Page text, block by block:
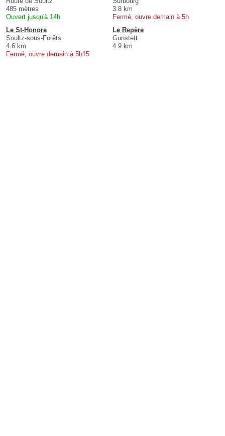
485 mètres
Ouvert jusqu'à 14h
3.8 km
Fermé, ouvre demain à 5h
Le St-Honore
Soultz-sous-Forêts
4.6 km
Fermé, ouvre demain à 5h15
Le Repère
Gunstett
4.9 km